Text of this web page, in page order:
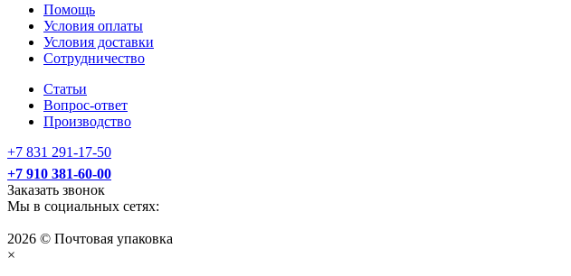
Помощь
Условия оплаты
Условия доставки
Сотрудничество
Статьи
Вопрос-ответ
Производство
+7 831 291-17-50
+7 910 381-60-00
Заказать звонок
Мы в социальных сетях:
2026 © Почтовая упаковка
×